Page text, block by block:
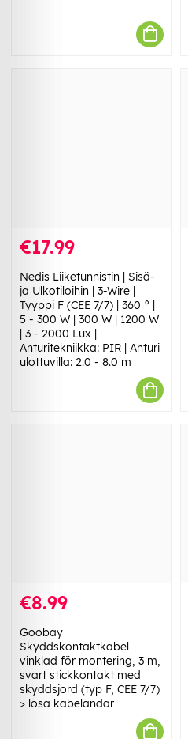
€17.99
Nedis Liiketunnistin | Sisä-
ja Ulkotiloihin | 3-Wire |
Tyyppi F (CEE 7/7) | 360 ° |
5 - 300 W | 300 W | 1200 W
| 3 - 2000 Lux |
Anturitekniikka: PIR | Anturi
ulottuvilla: 2.0 - 8.0 m
€8.99
Goobay
Skyddskontaktkabel
vinklad för montering, 3 m,
svart stickkontakt med
skyddsjord (typ F, CEE 7/7)
> lösa kabeländar